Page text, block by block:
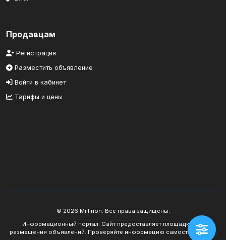
Продавцам
Регистрация
Разместить объявление
Войти в кабинет
Тарифы и цены
© 2026 Millirion. Все права защищены.
Информационный портал. Сайт предоставляет площадку для
размещения объявлений. Проверяйте информацию самостоятельно.